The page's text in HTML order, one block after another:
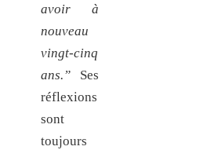
avoir à
nouveau
vingt-cinq
ans.” Ses
réflexions
sont
toujours